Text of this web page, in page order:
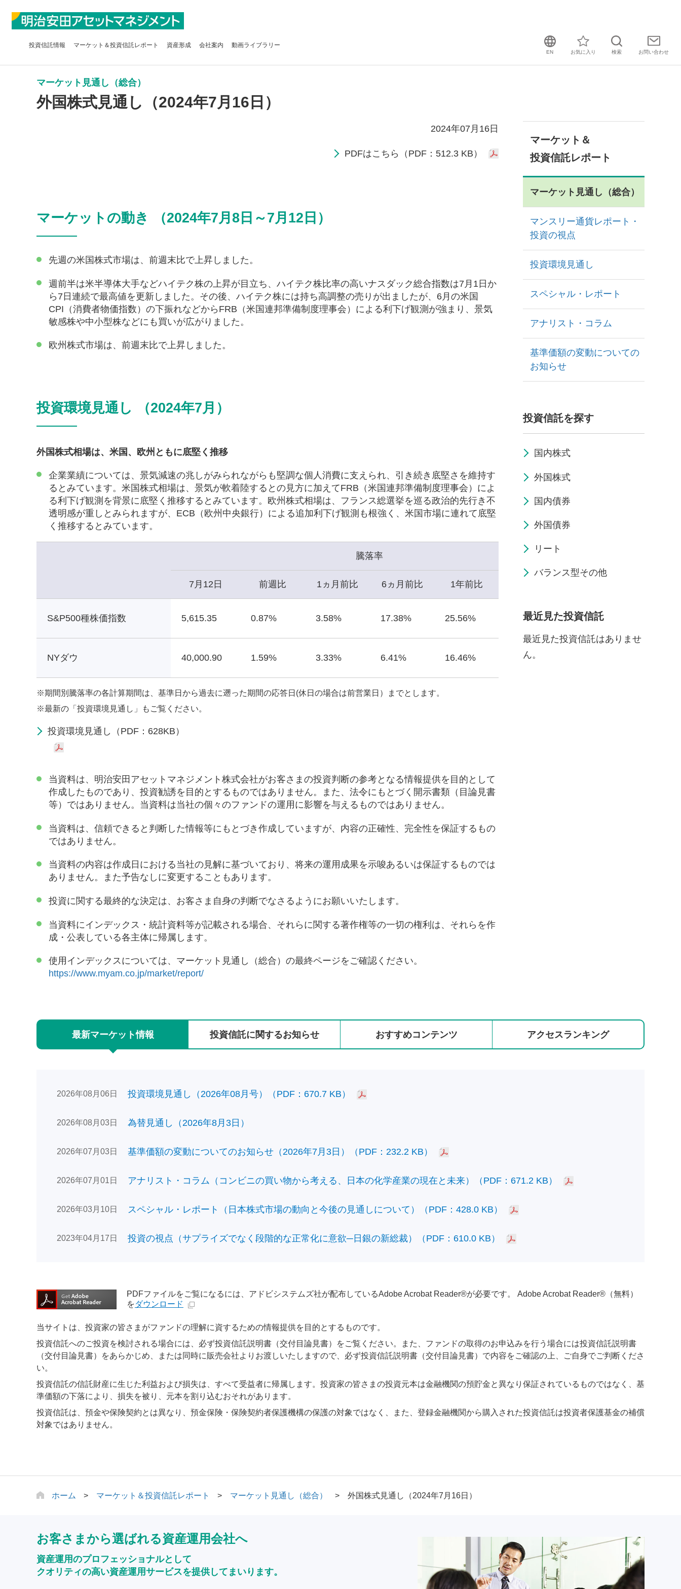
投資信託情報 マーケット＆投資信託レポート 資産形成 会社案内 動画ライブラリー
EN お気に入り 検索 お問い合わせ
マーケット見通し（総合）
外国株式見通し（2024年7月16日）
2024年07月16日
PDFはこちら（PDF：512.3 KB）
マーケットの動き （2024年7月8日～7月12日）
先週の米国株式市場は、前週末比で上昇しました。
週前半は米半導体大手などハイテク株の上昇が目立ち、ハイテク株比率の高いナスダック総合指数は7月1日か
ら7日連続で最高値を更新しました。その後、ハイテク株には持ち高調整の売りが出ましたが、6月の米国
CPI（消費者物価指数）の下振れなどからFRB（米国連邦準備制度理事会）による利下げ観測が強まり、景気
敏感株や中小型株などにも買いが広がりました。
欧州株式市場は、前週末比で上昇しました。
投資環境見通し （2024年7月）
外国株式相場は、米国、欧州ともに底堅く推移
企業業績については、景気減速の兆しがみられながらも堅調な個人消費に支えられ、引き続き底堅さを維持す
るとみています。米国株式相場は、景気が軟着陸するとの見方に加えてFRB（米国連邦準備制度理事会）によ
る利下げ観測を背景に底堅く推移するとみています。欧州株式相場は、フランス総選挙を巡る政治的先行き不
透明感が重しとみられますが、ECB（欧州中央銀行）による追加利下げ観測も根強く、米国市場に連れて底堅
く推移するとみています。
騰落率
7月12日 前週比 1ヵ月前比 6ヵ月前比 1年前比
S&P500種株価指数 5,615.35 0.87% 3.58% 17.38% 25.56%
NYダウ 40,000.90 1.59% 3.33% 6.41% 16.46%
※期間別騰落率の各計算期間は、基準日から過去に遡った期間の応答日(休日の場合は前営業日）までとします。
※最新の「投資環境見通し」もご覧ください。
投資環境見通し（PDF：628KB）
当資料は、明治安田アセットマネジメント株式会社がお客さまの投資判断の参考となる情報提供を目的として
作成したものであり、投資勧誘を目的とするものではありません。また、法令にもとづく開示書類（目論見書
等）ではありません。当資料は当社の個々のファンドの運用に影響を与えるものではありません。
当資料は、信頼できると判断した情報等にもとづき作成していますが、内容の正確性、完全性を保証するもの
ではありません。
当資料の内容は作成日における当社の見解に基づいており、将来の運用成果を示唆あるいは保証するものでは
ありません。また予告なしに変更することもあります。
投資に関する最終的な決定は、お客さま自身の判断でなさるようにお願いいたします。
当資料にインデックス・統計資料等が記載される場合、それらに関する著作権等の一切の権利は、それらを作
成・公表している各主体に帰属します。
使用インデックスについては、マーケット見通し（総合）の最終ページをご確認ください。
https://www.myam.co.jp/market/report/
マーケット＆
投資信託レポート
マーケット見通し（総合）
マンスリー通貨レポート・
投資の視点
投資環境見通し
スペシャル・レポート
アナリスト・コラム
基準価額の変動についての
お知らせ
投資信託を探す
国内株式
外国株式
国内債券
外国債券
リート
バランス型その他
最近見た投資信託
最近見た投資信託はありませ
ん。
最新マーケット情報 投資信託に関するお知らせ おすすめコンテンツ アクセスランキング
2026年08月06日 投資環境見通し（2026年08月号）（PDF：670.7 KB）
2026年08月03日 為替見通し（2026年8月3日）
2026年07月03日 基準価額の変動についてのお知らせ（2026年7月3日）（PDF：232.2 KB）
2026年07月01日 アナリスト・コラム（コンビニの買い物から考える、日本の化学産業の現在と未来）（PDF：671.2 KB）
2026年03月10日 スペシャル・レポート（日本株式市場の動向と今後の見通しについて）（PDF：428.0 KB）
2023年04月17日 投資の視点（サプライズでなく段階的な正常化に意欲─日銀の新総裁）（PDF：610.0 KB）
PDFファイルをご覧になるには、アドビシステムズ社が配布しているAdobe Acrobat Reader®が必要です。 Adobe Acrobat Reader®（無料）
をダウンロード
当サイトは、投資家の皆さまがファンドの理解に資するための情報提供を目的とするものです。
投資信託へのご投資を検討される場合には、必ず投資信託説明書（交付目論見書）をご覧ください。また、ファンドの取得のお申込みを行う場合には投資信託説明書
（交付目論見書）をあらかじめ、または同時に販売会社よりお渡しいたしますので、必ず投資信託説明書（交付目論見書）で内容をご確認の上、ご自身でご判断くださ
い。
投資信託の信託財産に生じた利益および損失は、すべて受益者に帰属します。投資家の皆さまの投資元本は金融機関の預貯金と異なり保証されているものではなく、基
準価額の下落により、損失を被り、元本を割り込むおそれがあります。
投資信託は、預金や保険契約とは異なり、預金保険・保険契約者保護機構の保護の対象ではなく、また、登録金融機関から購入された投資信託は投資者保護基金の補償
対象ではありません。
ホーム マーケット＆投資信託レポート マーケット見通し（総合） 外国株式見通し（2024年7月16日）
お客さまから選ばれる資産運用会社へ
資産運用のプロフェッショナルとして
クオリティの高い資産運用サービスを提供してまいります。